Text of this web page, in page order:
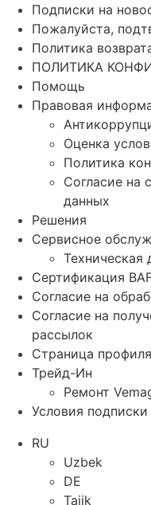
Подписки на
Пожалуйста,
Политика
ПОЛИТИКА
Помощь
Правовая
Оценка
Политика
Согласие на
данных
Решения
Сервисное
Техническая
Сертификация
Согласие на
Согласие на
рассылок
Страница профиля
Трейд-Ин
Ремонт
Условия подписки
RU
Uzbek
DE
Tajik